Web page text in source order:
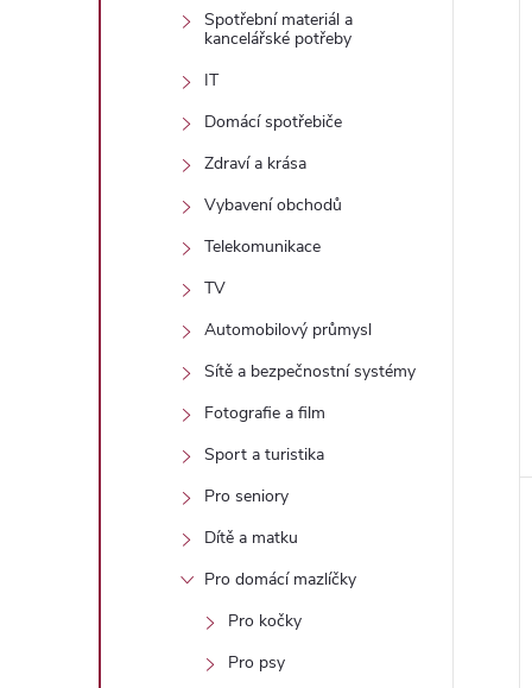
Spotřební materiál a
kancelářské potřeby
IT
Domácí spotřebiče
Zdraví a krása
Vybavení obchodů
Telekomunikace
TV
Automobilový průmysl
Sítě a bezpečnostní systémy
Fotografie a film
Sport a turistika
Pro seniory
Dítě a matku
Pro domácí mazlíčky
Pro kočky
Pro psy